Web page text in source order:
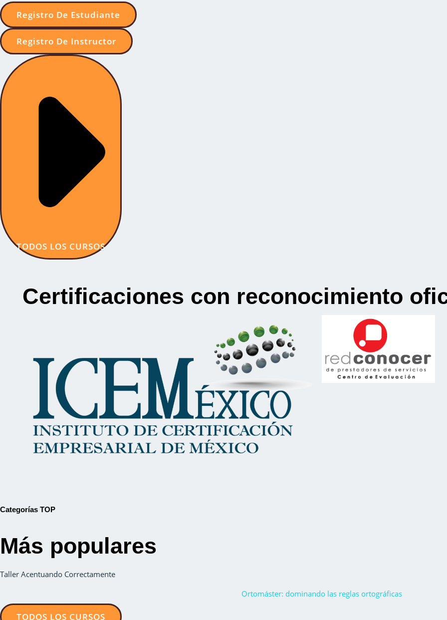
Registro De Estudiante
Registro De Instructor
TODOS LOS CURSOS
Certificaciones con reconocimiento
Categorías TOP
Más populares
Taller Acentuando Correctamente
Ortomáster: dominando las reglas ortográficas
TODOS LOS CURSOS